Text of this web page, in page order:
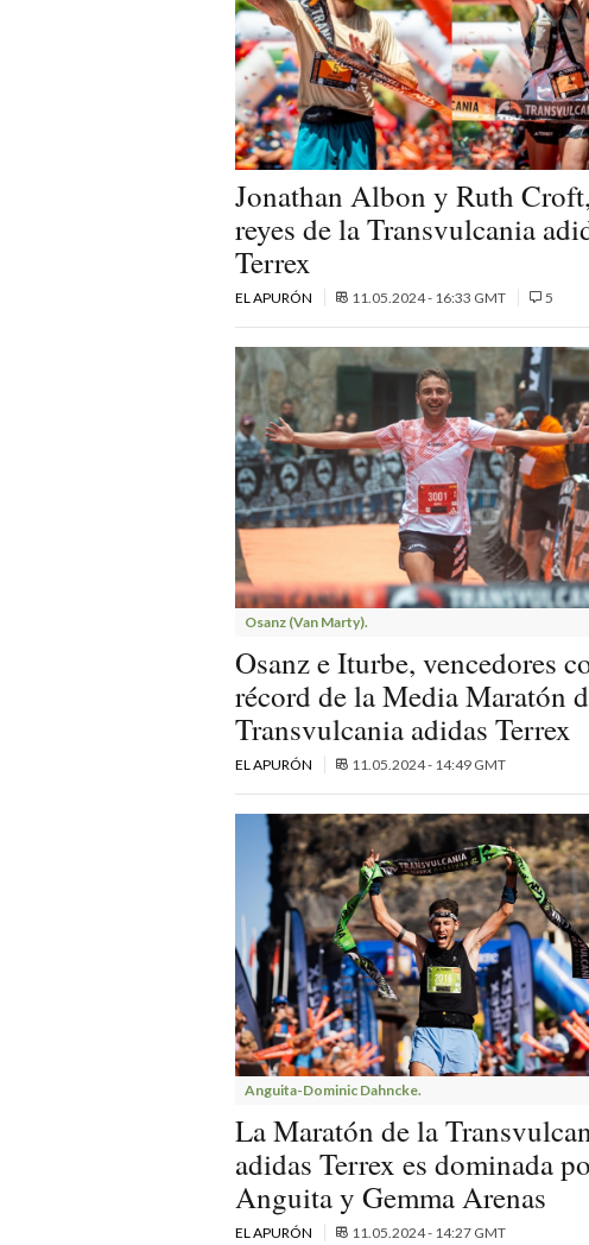
Jonathan Albon y Ruth
reyes de la Transvulcania
Terrex
EL APURÓN 11.05.2024 - 16:33 GMT 5
Osanz (Van Marty).
Osanz e Iturbe, vencedores
récord de la Media Maratón
Transvulcania adidas Terrex
EL APURÓN 11.05.2024 - 14:49 GMT
Anguita-Dominic Dahncke.
La Maratón de la
adidas Terrex es dominada
Anguita y Gemma Arenas
EL APURÓN 11.05.2024 - 14:27 GMT